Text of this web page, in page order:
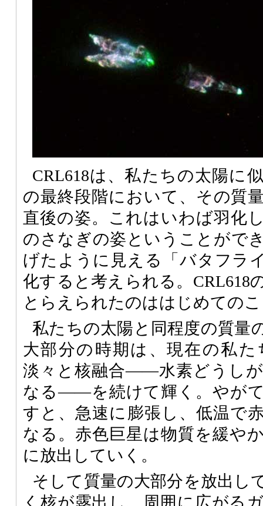
CRL618は、私たちの太陽に
の最終段階において、その質
直後の姿。これはいわば羽化
のさなぎの姿ということがで
げたように見える「バタフラ
化すると考えられる。CRL618
とらえられたのははじめての
私たちの太陽と同程度の質量
大部分の時期は、現在の私
淡々と核融合――水素どうし
なる――を続けて輝く。やが
すと、急速に膨張し、低温で
なる。赤色巨星は物質を緩や
に放出していく。
そして質量の大部分を放出し
く核が露出し、周囲に広がる